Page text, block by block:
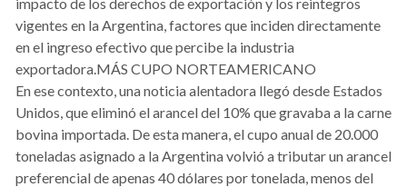
vigentes en la Argentina, factores que inciden directamente
en el ingreso efectivo que percibe la industria
exportadora.MÁS CUPO NORTEAMERICANO
En ese contexto, una noticia alentadora llegó desde Estados
Unidos, que eliminó el arancel del 10% que gravaba a la carne
bovina importada. De esta manera, el cupo anual de 20.000
toneladas asignado a la Argentina volvió a tributar un arancel
preferencial de apenas 40 dólares por tonelada, menos del